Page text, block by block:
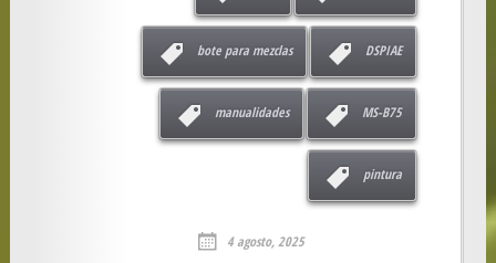
bote para mezclas DSPIAE
manualidades MS-B75
pintura
4 agosto, 2025